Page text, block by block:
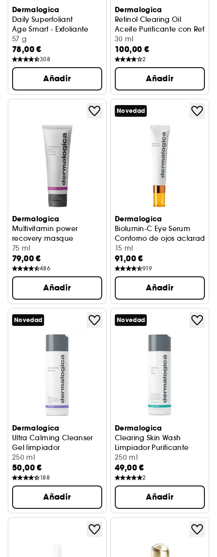
Dermalogica
Daily Superfoliant
Age Smart - Exfoliante
57 g
78,00 €
308
Añadir
Dermalogica
Retinol Clearing Oil
Aceite Purificante con Retinol
30 ml
100,00 €
2
Añadir
Dermalogica
Multivitamin power
recovery masque
Mascarilla multivitaminas reparadora
75 ml
79,00 €
486
Añadir
Novedad
Dermalogica
Biolumin-C Eye Serum
Contorno de ojos aclarador
15 ml
91,00 €
919
Añadir
Novedad
Dermalogica
Ultra Calming Cleanser
Gel limpiador
250 ml
50,00 €
188
Añadir
Novedad
Dermalogica
Clearing Skin Wash
Limpiador Purificante
250 ml
49,00 €
2
Añadir